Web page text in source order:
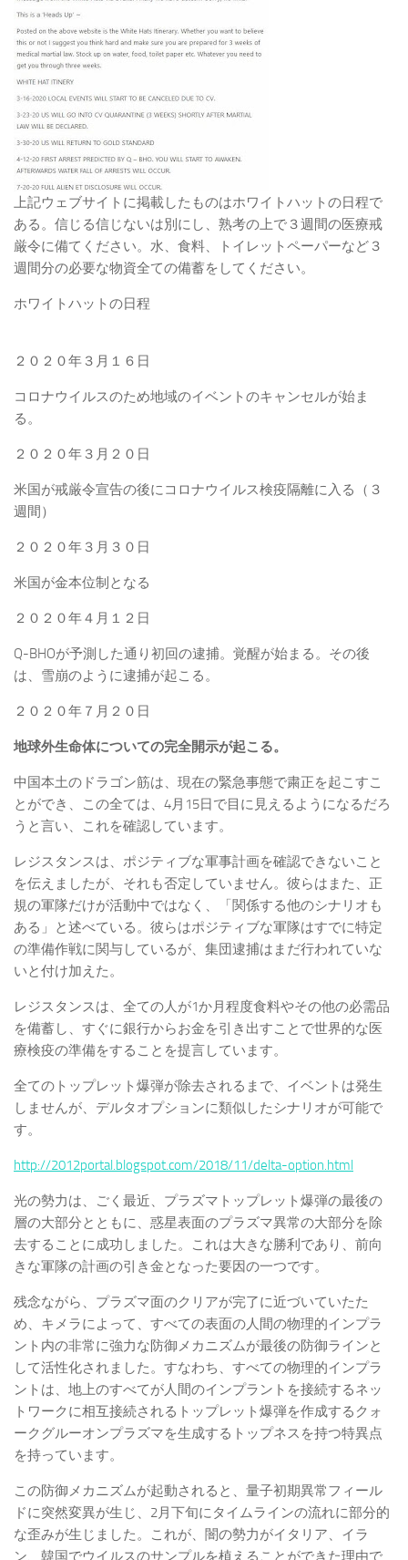
上記ウェブサイトに掲載したものはホワイトハットの日程で
ある。信じる信じないは別にし、熟考の上で３週間の医療戒
厳令に備てください。水、食料、トイレットペーパーなど３
週間分の必要な物資全ての備蓄をしてください。
ホワイトハットの日程
２０２０年３月１６日
コロナウイルスのため地域のイベントのキャンセルが始ま
る。
２０２０年３月２０日
米国が戒厳令宣告の後にコロナウイルス検疫隔離に入る（３
週間）
２０２０年３月３０日
米国が金本位制となる
２０２０年４月１２日
Q-BHOが予測した通り初回の逮捕。覚醒が始まる。その後
は、雪崩のように逮捕が起こる。
２０２０年７月２０日
地球外生命体についての完全開示が起こる。
中国本土のドラゴン筋は、現在の緊急事態で粛正を起こすこ
とができ、この全ては、4月15日で目に見えるようになるだろ
うと言い、これを確認しています。
レジスタンスは、ポジティブな軍事計画を確認できないこと
を伝えましたが、それも否定していません。彼らはまた、正
規の軍隊だけが活動中ではなく、「関係する他のシナリオも
ある」と述べている。彼らはポジティブな軍隊はすでに特定
の準備作戦に関与しているが、集団逮捕はまだ行われていな
いと付け加えた。
レジスタンスは、全ての人が1か月程度食料やその他の必需品
を備蓄し、すぐに銀行からお金を引き出すことで世界的な医
療検疫の準備をすることを提言しています。
全てのトップレット爆弾が除去されるまで、イベントは発生
しませんが、デルタオプションに類似したシナリオが可能で
す。
http://2012portal.blogspot.com/2018/11/delta-option.html
光の勢力は、ごく最近、プラズマトップレット爆弾の最後の
層の大部分とともに、惑星表面のプラズマ異常の大部分を除
去することに成功しました。これは大きな勝利であり、前向
きな軍隊の計画の引き金となった要因の一つです。
残念ながら、プラズマ面のクリアが完了に近づいていたた
め、キメラによって、すべての表面の人間の物理的インプラ
ント内の非常に強力な防御メカニズムが最後の防御ラインと
して活性化されました。すなわち、すべての物理的インプラ
ントは、地上のすべてが人間のインプラントを接続するネッ
トワークに相互接続されるトップレット爆弾を作成するクォ
ークグルーオンプラズマを生成するトップネスを持つ特異点
を持っています。
この防御メカニズムが起動されると、量子初期異常フィール
ドに突然変異が生じ、2月下旬にタイムラインの流れに部分的
な歪みが生じました。これが、闇の勢力がイタリア、イラ
ン、韓国でウイルスのサンプルを植えることができた理由で